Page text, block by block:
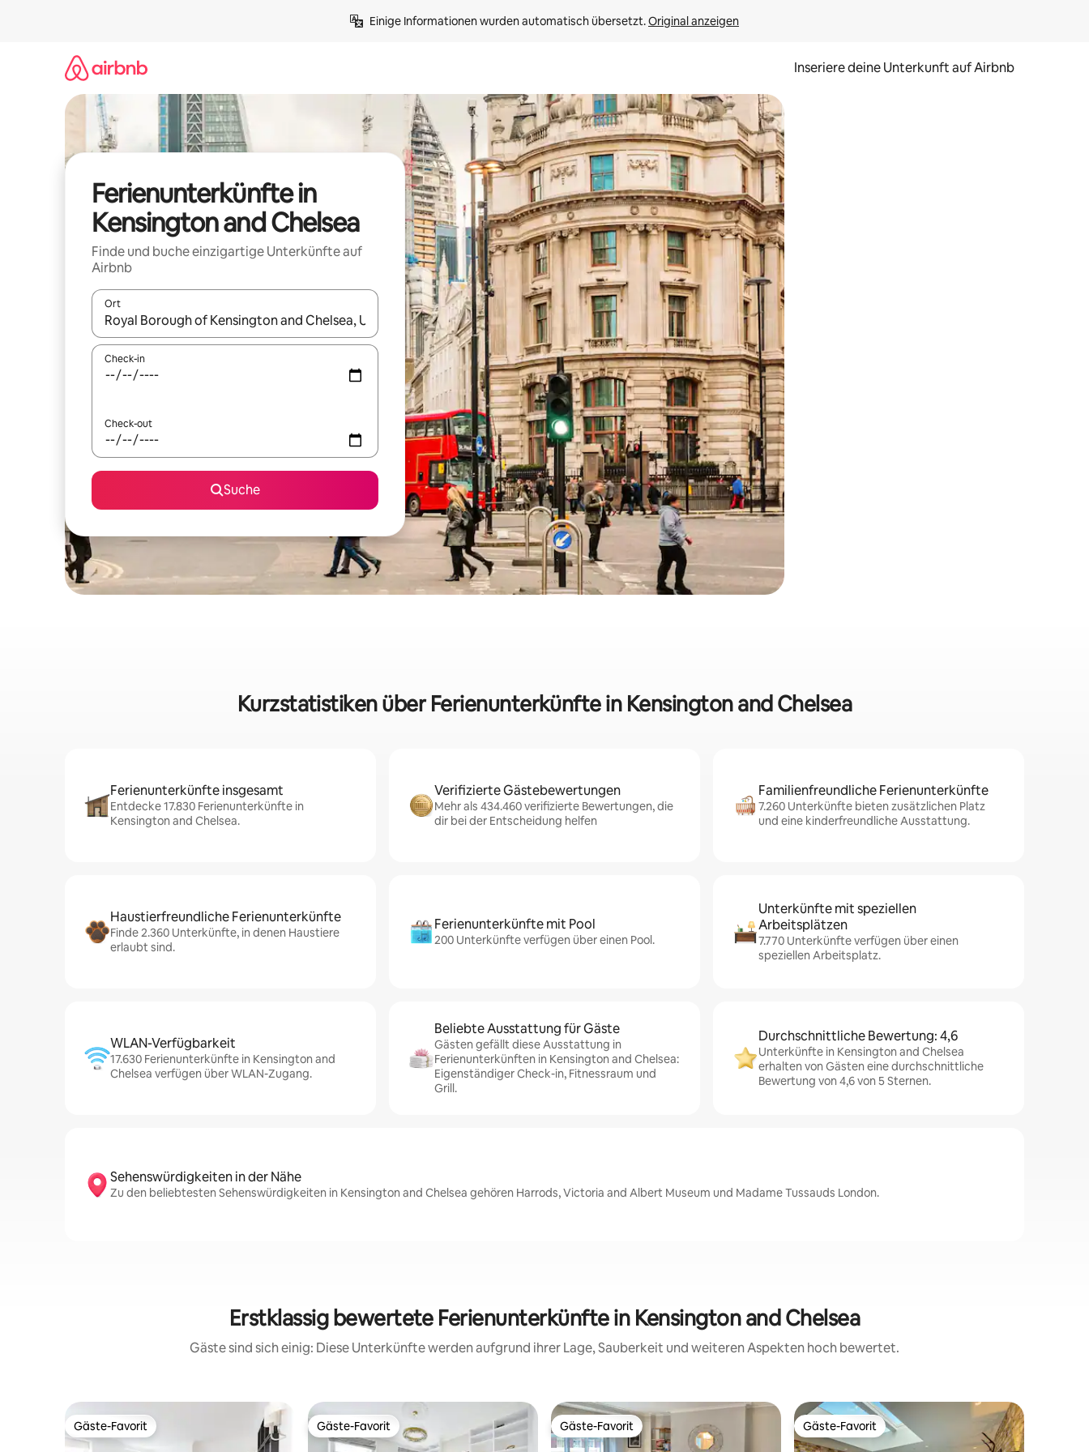
Einige Informationen wurden automatisch übersetzt. Original anzeigen
Inseriere deine Unterkunft auf Airbnb
Ferienunterkünfte in
Kensington and Chelsea
Finde und buche einzigartige Unterkünfte auf
Airbnb
Ort
Wenn Ergebnisse verfügbar sind, navigiere mit den Pfeiltasten nach oben und unten oder erkunde die Ergebnisse durch Berühren oder Wischgesten.
Check-in
Check-out
Suche
Kurzstatistiken über Ferienunterkünfte in Kensington and Chelsea
Ferienunterkünfte insgesamt
Entdecke 17.830 Ferienunterkünfte in
Kensington and Chelsea.
Verifizierte Gästebewertungen
Mehr als 434.460 verifizierte Bewertungen, die
dir bei der Entscheidung helfen
Familienfreundliche Ferienunterkünfte
7.260 Unterkünfte bieten zusätzlichen Platz
und eine kinderfreundliche Ausstattung.
Haustierfreundliche Ferienunterkünfte
Finde 2.360 Unterkünfte, in denen Haustiere
erlaubt sind.
Ferienunterkünfte mit Pool
200 Unterkünfte verfügen über einen Pool.
Unterkünfte mit speziellen
Arbeitsplätzen
7.770 Unterkünfte verfügen über einen
speziellen Arbeitsplatz.
WLAN-Verfügbarkeit
17.630 Ferienunterkünfte in Kensington and
Chelsea verfügen über WLAN-Zugang.
Beliebte Ausstattung für Gäste
Gästen gefällt diese Ausstattung in
Ferienunterkünften in Kensington and Chelsea:
Eigenständiger Check-in, Fitnessraum und
Grill.
Durchschnittliche Bewertung: 4,6
Unterkünfte in Kensington and Chelsea
erhalten von Gästen eine durchschnittliche
Bewertung von 4,6 von 5 Sternen.
Sehenswürdigkeiten in der Nähe
Zu den beliebtesten Sehenswürdigkeiten in Kensington and Chelsea gehören Harrods, Victoria and Albert Museum und Madame Tussauds London.
Erstklassig bewertete Ferienunterkünfte in Kensington and Chelsea
Gäste sind sich einig: Diese Unterkünfte werden aufgrund ihrer Lage, Sauberkeit und weiteren Aspekten hoch bewertet.
Gäste-Favorit
Gäste-Favorit Gäste-Favorit
Gäste-Favorit Gäste-Favorit
Gäste-Favorit Gäste-Favorit
Gäste-Favorit